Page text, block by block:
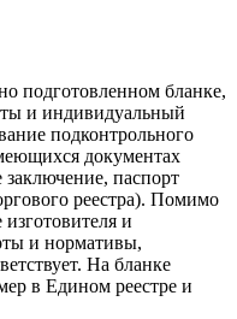
подготовленном бланке,
и индивидуальный
подконтрольного
документах
паспорт
реестра). Помимо
и
и нормативы,
На бланке
в Едином реестре и